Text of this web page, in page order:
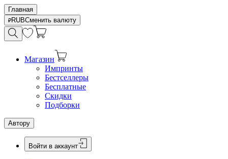
Главная
RUBСменить валюту
Магазин
Импринты
Бестселлеры
Бесплатные
Скидки
Подборки
Автору
Войти в аккаунт